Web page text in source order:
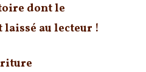
dont le
au lecteur !